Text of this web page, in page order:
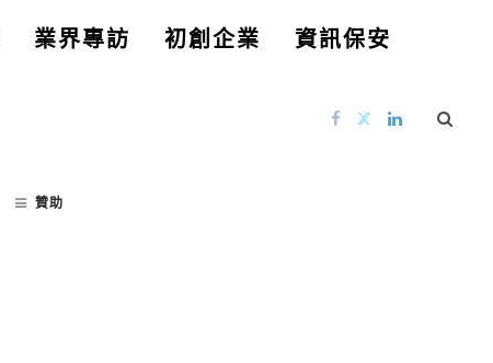
業界專訪 初創企業 資訊保安
贊助